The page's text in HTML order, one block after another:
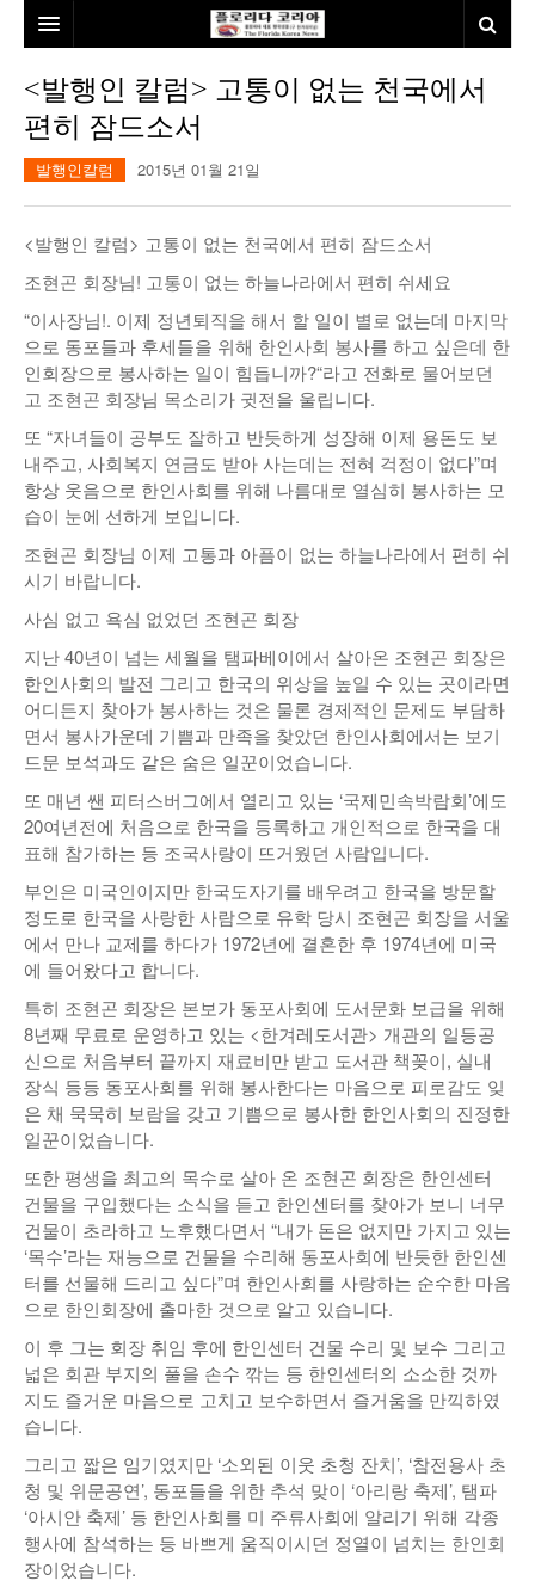
본사소개
뉴스
김명열칼럼
이명덕칼럼
김선옥칼럼
김원동칼럼
본보특집
100인선/독자광장
독자광장
인근여행지
놀이공원
낚시/비치
골프
인터뷰/탐방
<발행인 칼럼> 고통이 없는 천국에서
편히 잠드소서
발행인칼럼 2015년 01월 21일
<발행인 칼럼> 고통이 없는 천국에서 편히 잠드소서
조현곤 회장님! 고통이 없는 하늘나라에서 편히 쉬세요
“이사장님!. 이제 정년퇴직을 해서 할 일이 별로 없는데 마지막
으로 동포들과 후세들을 위해 한인사회 봉사를 하고 싶은데 한
인회장으로 봉사하는 일이 힘듭니까?“라고 전화로 물어보던
고 조현곤 회장님 목소리가 귓전을 울립니다.
또 “자녀들이 공부도 잘하고 반듯하게 성장해 이제 용돈도 보
내주고, 사회복지 연금도 받아 사는데는 전혀 걱정이 없다”며
항상 웃음으로 한인사회를 위해 나름대로 열심히 봉사하는 모
습이 눈에 선하게 보입니다.
조현곤 회장님 이제 고통과 아픔이 없는 하늘나라에서 편히 쉬
시기 바랍니다.
사심 없고 욕심 없었던 조현곤 회장
지난 40년이 넘는 세월을 탬파베이에서 살아온 조현곤 회장은
한인사회의 발전 그리고 한국의 위상을 높일 수 있는 곳이라면
어디든지 찾아가 봉사하는 것은 물론 경제적인 문제도 부담하
면서 봉사가운데 기쁨과 만족을 찾았던 한인사회에서는 보기
드문 보석과도 같은 숨은 일꾼이었습니다.
또 매년 쌘 피터스버그에서 열리고 있는 ‘국제민속박람회’에도
20여년전에 처음으로 한국을 등록하고 개인적으로 한국을 대
표해 참가하는 등 조국사랑이 뜨거웠던 사람입니다.
부인은 미국인이지만 한국도자기를 배우려고 한국을 방문할
정도로 한국을 사랑한 사람으로 유학 당시 조현곤 회장을 서울
에서 만나 교제를 하다가 1972년에 결혼한 후 1974년에 미국
에 들어왔다고 합니다.
특히 조현곤 회장은 본보가 동포사회에 도서문화 보급을 위해
8년째 무료로 운영하고 있는 <한겨레도서관> 개관의 일등공
신으로 처음부터 끝까지 재료비만 받고 도서관 책꽂이, 실내
장식 등등 동포사회를 위해 봉사한다는 마음으로 피로감도 잊
은 채 묵묵히 보람을 갖고 기쁨으로 봉사한 한인사회의 진정한
일꾼이었습니다.
또한 평생을 최고의 목수로 살아 온 조현곤 회장은 한인센터
건물을 구입했다는 소식을 듣고 한인센터를 찾아가 보니 너무
건물이 초라하고 노후했다면서 “내가 돈은 없지만 가지고 있는
‘목수’라는 재능으로 건물을 수리해 동포사회에 반듯한 한인센
터를 선물해 드리고 싶다”며 한인사회를 사랑하는 순수한 마음
으로 한인회장에 출마한 것으로 알고 있습니다.
이 후 그는 회장 취임 후에 한인센터 건물 수리 및 보수 그리고
넓은 회관 부지의 풀을 손수 깎는 등 한인센터의 소소한 것까
지도 즐거운 마음으로 고치고 보수하면서 즐거움을 만끽하였
습니다.
그리고 짧은 임기였지만 ‘소외된 이웃 초청 잔치’, ‘참전용사 초
청 및 위문공연’, 동포들을 위한 추석 맞이 ‘아리랑 축제’, 탬파
‘아시안 축제’ 등 한인사회를 미 주류사회에 알리기 위해 각종
행사에 참석하는 등 바쁘게 움직이시던 정열이 넘치는 한인회
장이었습니다.